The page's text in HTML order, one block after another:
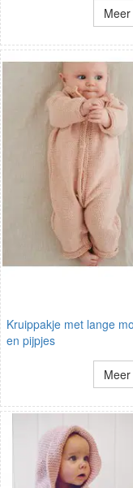
Kruippakje met lange
en pijpjes